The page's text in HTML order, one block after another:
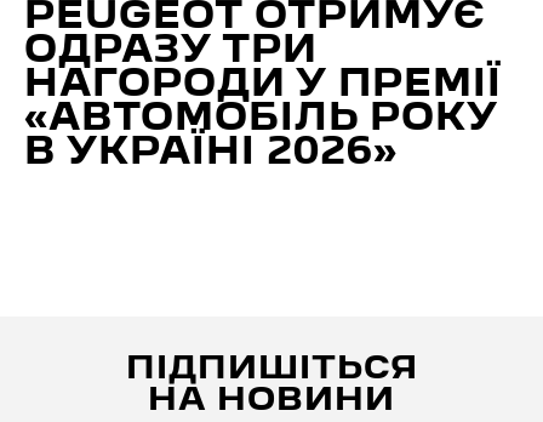
PEUGEOT ОТРИМУЄ
ОДРАЗУ ТРИ
НАГОРОДИ У ПРЕМІЇ
«АВТОМОБІЛЬ РОКУ
В УКРАЇНІ 2026»
ПІДПИШІТЬСЯ
НА НОВИНИ